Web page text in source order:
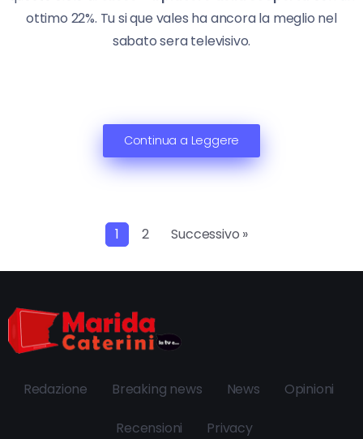
ottimo 22%. Tu si que vales ha ancora la meglio nel
sabato sera televisivo.
Continua a Leggere
1 2 Successivo »
Redazione Breaking news News Opinioni
Recensioni Privacy